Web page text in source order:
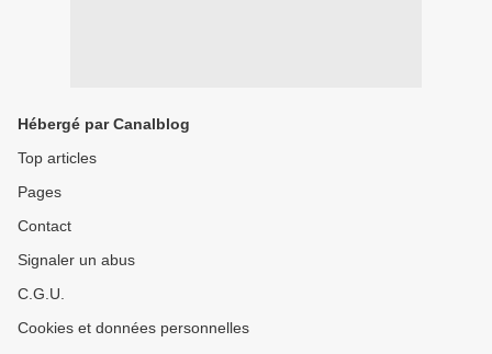
Hébergé par Canalblog
Top articles
Pages
Contact
Signaler un abus
C.G.U.
Cookies et données personnelles